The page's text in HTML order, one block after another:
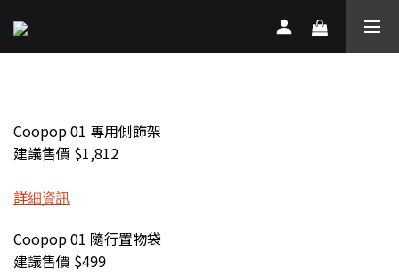
Coopop 01 專用側飾架
建議售價 $1,812
詳細資訊
Coopop 01 隨行置物袋
建議售價 $499